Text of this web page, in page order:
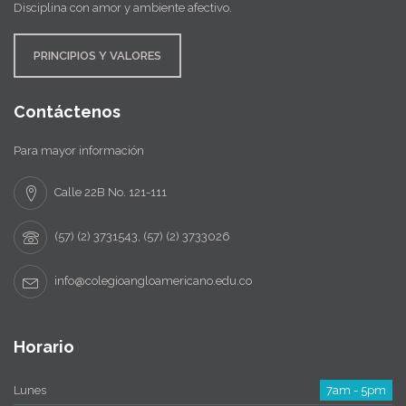
Disciplina con amor y ambiente afectivo.
PRINCIPIOS Y VALORES
Contáctenos
Para mayor información
Calle 22B No. 121-111
(57) (2) 3731543, (57) (2) 3733026
info@colegioangloamericano.edu.co
Horario
Lunes 7am - 5pm